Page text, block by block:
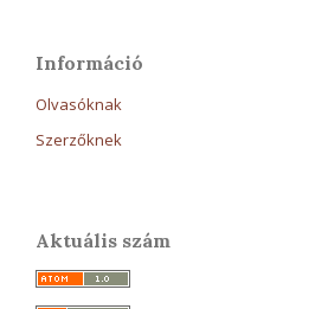
Információ
Olvasóknak
Szerzőknek
Aktuális szám